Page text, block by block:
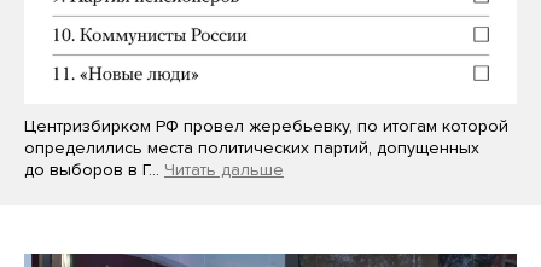
Центризбирком РФ провел жеребьевку, по итогам которой
определились места политических партий, допущенных
до выборов в Г… Читать дальше